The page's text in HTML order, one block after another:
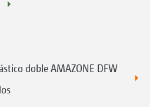
doble AMAZONE DFW